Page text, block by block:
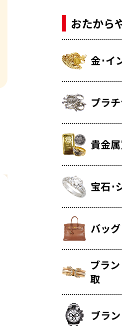
おたから
金･イ
プラ
貴金
宝石･
バッ
ブラ
取
ブラ